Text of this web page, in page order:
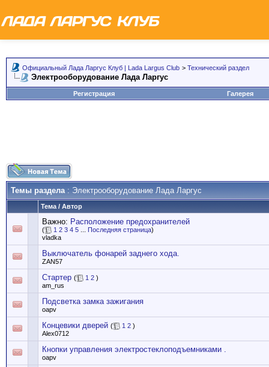
Официальный Лада Ларгус Клуб | Lada Largus Club > Технический раздел
Электрооборудование Лада Ларгус
Регистрация Галерея
Темы раздела: Электрооборудование Лада Ларгус
Тема / Автор
Важно: Расположение предохранителей
( 1 2 3 4 5 Последняя страница)
vladka
Выключатель фонарей заднего хода.
ZAN57
Стартер ( 1 2 )
am_rus
Подсветка замка зажигания
oapv
Концевики дверей ( 1 2 )
Alex0712
Кнопки управления электростеклоподъемниками .
oapv